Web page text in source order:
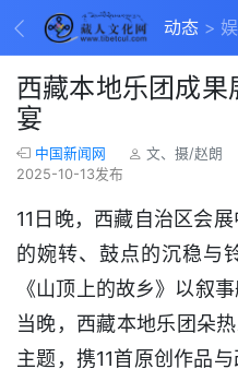
动态
西藏本地乐团成
宴
中国新闻网
文、摄/赵朗
2025-10-13发布
11日晚，西藏自治区会
的婉转、鼓点的沉稳与
《山顶上的故乡》以叙
当晚，西藏本地乐团朵
主题，携11首原创作品